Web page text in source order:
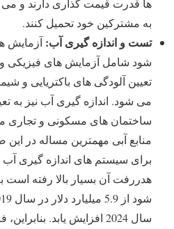
ها قدرت قیمت گذاری دارند و می
به مشترکین خود تحمیل کنند.
تست و اندازه گیری آب: آزمایش
شود شامل آزمایش های فیزیکی
تعیین آلودگی های باکتریایی و
می شود. اندازه گیری آب نیز به
ساختمان های مسکونی و تجاری می
منابع آبی مهمترین مساله در
برای سیستم های اندازه گیری
هدررفت آن بسیار بالا رفته است
سال 2024 افزایش یابد.